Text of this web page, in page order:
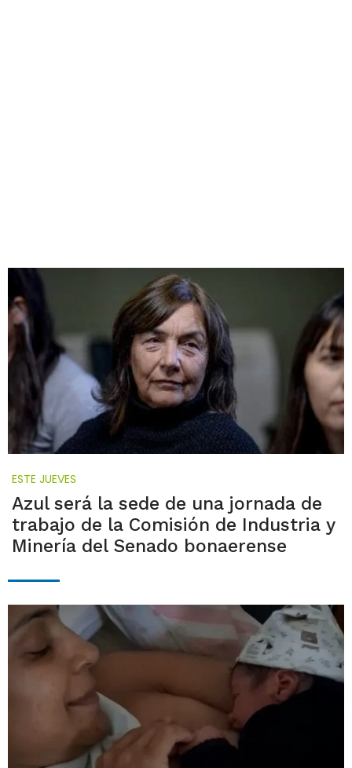
ESTE JUEVES
Azul será la sede de una jornada de
trabajo de la Comisión de Industria y
Minería del Senado bonaerense